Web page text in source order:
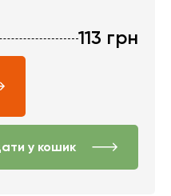
113 грн
у кошик